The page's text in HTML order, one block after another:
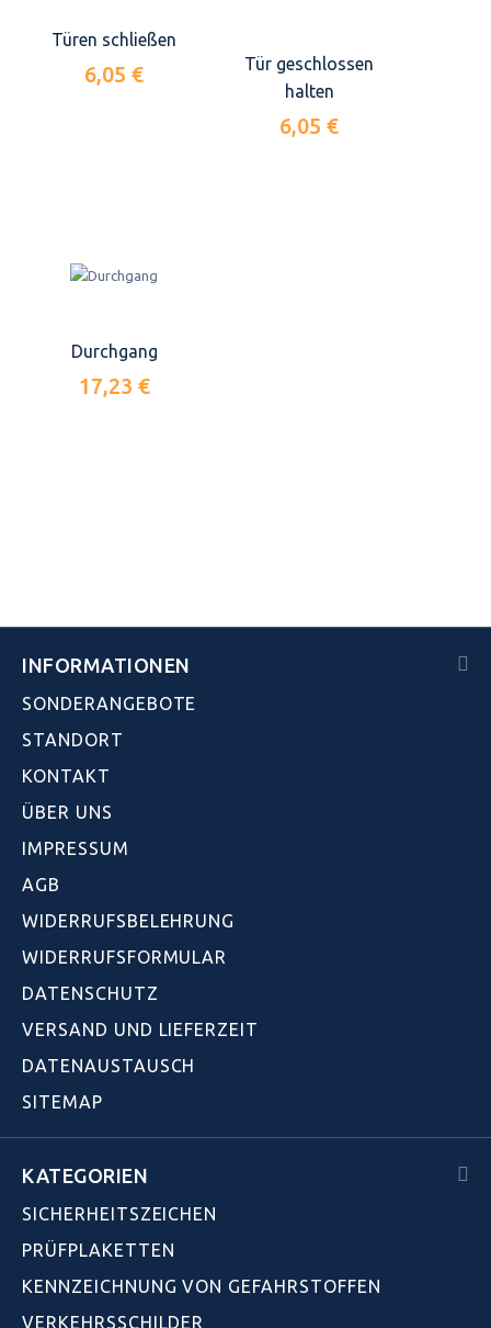
Türen schließen
6,05 €
Tür geschlossen
halten
6,05 €
Durchgang
17,23 €
INFORMATIONEN
SONDERANGEBOTE
STANDORT
KONTAKT
ÜBER UNS
IMPRESSUM
AGB
WIDERRUFSBELEHRUNG
WIDERRUFSFORMULAR
DATENSCHUTZ
VERSAND UND LIEFERZEIT
DATENAUSTAUSCH
SITEMAP
KATEGORIEN
SICHERHEITSZEICHEN
PRÜFPLAKETTEN
KENNZEICHNUNG VON GEFAHRSTOFFEN
VERKEHRSSCHILDER